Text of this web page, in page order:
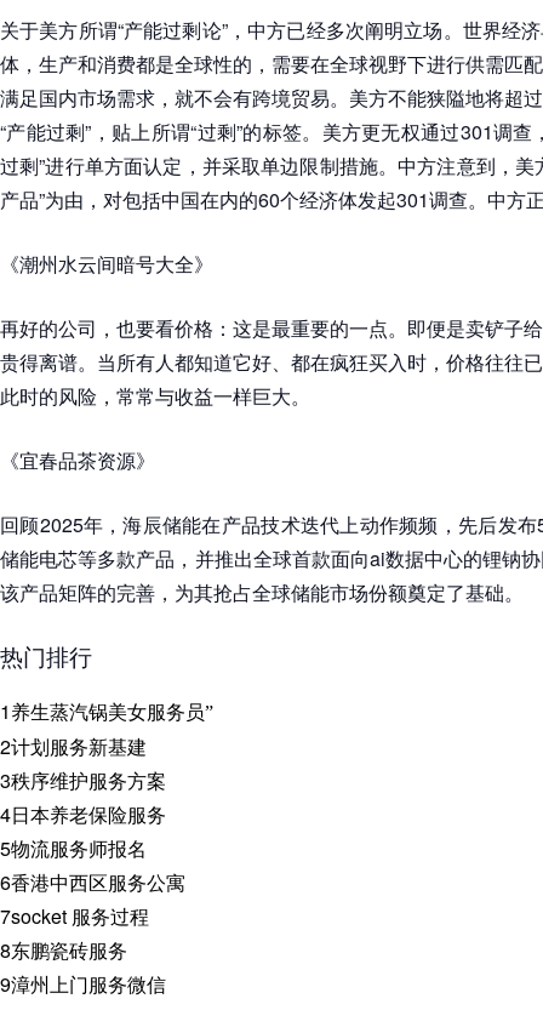
关于美方所谓“产能过剩论”，中方已经多次阐明立场。世界经
体，生产和消费都是全球性的，需要在全球视野下进行供需匹
满足国内市场需求，就不会有跨境贸易。美方不能狭隘地将超
“产能过剩”，贴上所谓“过剩”的标签。美方更无权通过301调
过剩”进行单方面认定，并采取单边限制措施。中方注意到，
产品”为由，对包括中国在内的60个经济体发起301调查。中方
《潮州水云间暗号大全》
再好的公司，也要看价格：这是最重要的一点。即便是卖铲子
贵得离谱。当所有人都知道它好、都在疯狂买入时，价格往往
此时的风险，常常与收益一样巨大。
《宜春品茶资源》
回顾2025年，海辰储能在产品技术迭代上动作频频，先后发
储能电芯等多款产品，并推出全球首款面向ai数据中心的锂钠
该产品矩阵的完善，为其抢占全球储能市场份额奠定了基础。
热门排行
1 养生蒸汽锅美女服务员”
2计划服务新基建
3秩序维护服务方案
4日本养老保险服务
5物流服务师报名
6香港中西区服务公寓
7socket 服务过程
8东鹏瓷砖服务
9漳州上门服务微信